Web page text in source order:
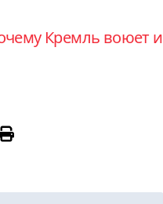
Кремль воюет и